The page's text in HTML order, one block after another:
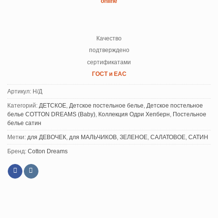
Качество
подтверждено
сертификатами
ГОСТ и ЕАС
Артикул: Н/Д
Категорий: ДЕТСКОЕ Детское постельное белье
Детское постельное
белье COTTON DREAMS (Baby)
Коллекция Одри Хепберн
Постельное
белье сатин
Метки: для ДЕВОЧЕК для МАЛЬЧИКОВ ЗЕЛЕНОЕ САЛАТОВОЕ САТИН
Бренд: Cotton Dreams